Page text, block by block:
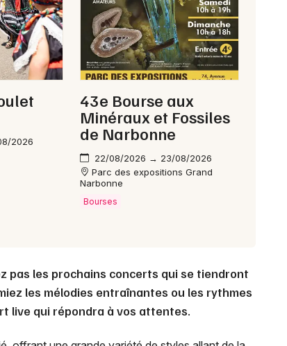
2026
43e Bourse aux
Minéraux et Fossiles
de Narbonne
22/08/2026 → 23/08/2026
Parc des expositions Grand
Narbonne
Bourses
pas les prochains concerts qui se tiendront
les mélodies entraînantes ou les rythmes
live qui répondra à vos attentes.